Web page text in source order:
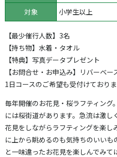
対象 小学生以上
【最少催行人数】3名
【持ち物】水着・タオル
【特典】写真データプレゼント
【お問合せ・お申込み】リバーベ
1日コースのご希望も受付けており
毎年開催のお花見・桜ラフティング
には桜街道があります。急流は激
花見をしながらラフティングを楽し
に上から眺めるのも気持ちのいいも
と一味違ったお花見を楽しんでみて